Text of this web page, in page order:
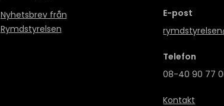
Nyhetsbrev från
Rymdstyrelsen
E-post
Telefon
08-40 90 77
Kontakt